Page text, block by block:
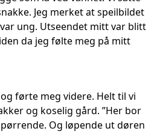
Jeg merket at speilbildet
ung. Utseendet mitt var blitt
da jeg følte meg på mitt
førte meg videre. Helt til vi
og koselig gård. ”Her bor
Og løpende ut døren